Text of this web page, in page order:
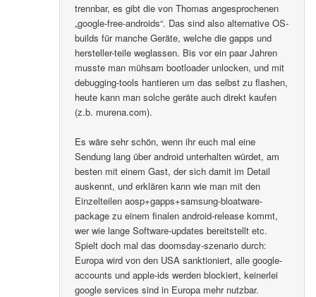
trennbar, es gibt die von Thomas angesprochenen
„google-free-androids“. Das sind also alternative OS-
builds für manche Geräte, welche die gapps und
hersteller-teile weglassen. Bis vor ein paar Jahren
musste man mühsam bootloader unlocken, und mit
debugging-tools hantieren um das selbst zu flashen,
heute kann man solche geräte auch direkt kaufen
(z.b. murena.com).
Es wäre sehr schön, wenn ihr euch mal eine
Sendung lang über android unterhalten würdet, am
besten mit einem Gast, der sich damit im Detail
auskennt, und erklären kann wie man mit den
Einzelteilen aosp+gapps+samsung-bloatware-
package zu einem finalen android-release kommt,
wer wie lange Software-updates bereitstellt etc.
Spielt doch mal das doomsday-szenario durch:
Europa wird von den USA sanktioniert, alle google-
accounts und apple-ids werden blockiert, keinerlei
google services sind in Europa mehr nutzbar.